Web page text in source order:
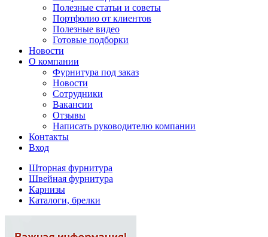
Полезные статьи и советы
Портфолио от клиентов
Полезные видео
Готовые подборки
Новости
О компании
Фурнитура под заказ
Новости
Сотрудники
Вакансии
Отзывы
Написать руководителю компании
Контакты
Вход
Шторная фурнитура
Швейная фурнитура
Карнизы
Каталоги, брелки